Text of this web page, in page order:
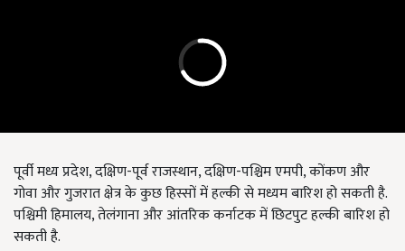
पूर्वी मध्य प्रदेश, दक्षिण-पूर्व राजस्थान, दक्षिण-पश्चिम एमपी, कोंकण और
गोवा और गुजरात क्षेत्र के कुछ हिस्सों में हल्की से मध्यम बारिश हो सकती है.
पश्चिमी हिमालय, तेलंगाना और आंतरिक कर्नाटक में छिटपुट हल्की बारिश हो
सकती है.